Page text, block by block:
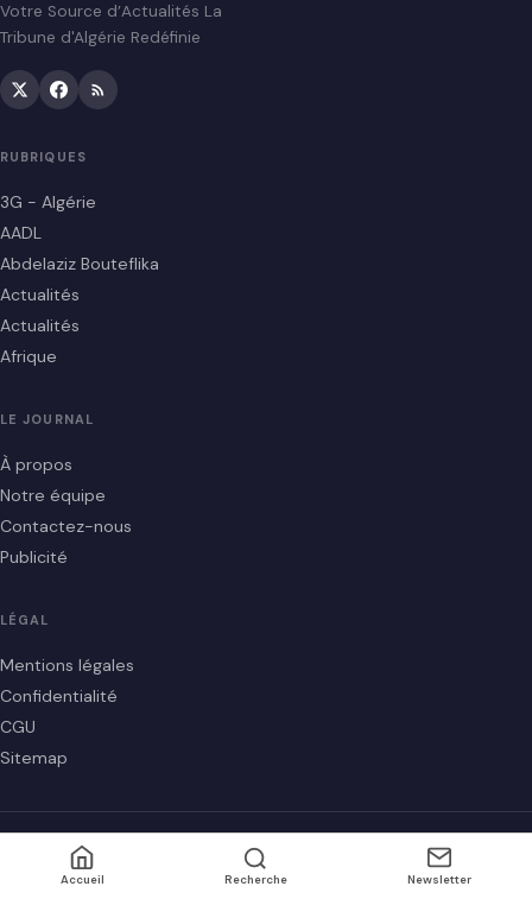
Votre Source d’Actualités La
Tribune d'Algérie Redéfinie
RUBRIQUES
3G - Algérie
AADL
Abdelaziz Bouteflika
Actualités
Actualités
Afrique
LE JOURNAL
À propos
Notre équipe
Contactez-nous
Publicité
LÉGAL
Mentions légales
Confidentialité
CGU
Sitemap
© 2026 LTA Presse — Tous droits réservés Fait avec ♥ en France |
Accueil Recherche Newsletter